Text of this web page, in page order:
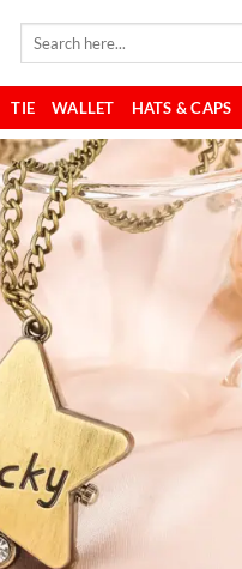
Search
TIE WALLET HATS & CAPS